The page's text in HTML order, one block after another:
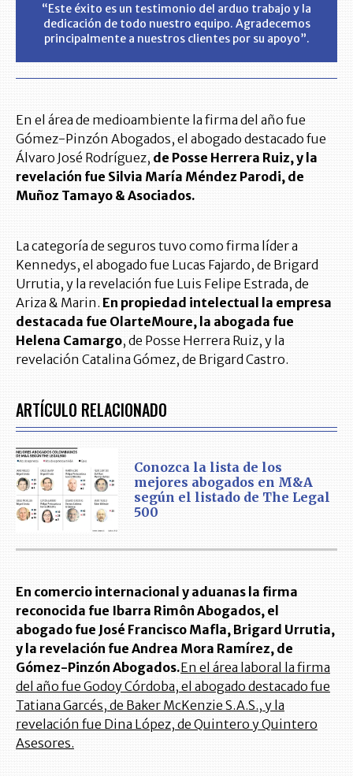
“Este éxito es un testimonio del arduo trabajo y la
dedicación de todo nuestro equipo. Agradecemos
principalmente a nuestros clientes por su apoyo”.
En el área de medioambiente la firma del año fue
Gómez-Pinzón Abogados, el abogado destacado fue
Álvaro José Rodríguez, de Posse Herrera Ruiz, y la
revelación fue Silvia María Méndez Parodi, de
Muñoz Tamayo & Asociados.
La categoría de seguros tuvo como firma líder a
Kennedys, el abogado fue Lucas Fajardo, de Brigard
Urrutia, y la revelación fue Luis Felipe Estrada, de
Ariza & Marin. En propiedad intelectual la empresa
destacada fue OlarteMoure, la abogada fue
Helena Camargo, de Posse Herrera Ruiz, y la
revelación Catalina Gómez, de Brigard Castro.
ARTÍCULO RELACIONADO
Conozca la lista de los
mejores abogados en M&A
según el listado de The Legal
500
En comercio internacional y aduanas la firma
reconocida fue Ibarra Rimôn Abogados, el
abogado fue José Francisco Mafla, Brigard Urrutia,
y la revelación fue Andrea Mora Ramírez, de
Gómez-Pinzón Abogados.En el área laboral la firma
del año fue Godoy Córdoba, el abogado destacado fue
Tatiana Garcés, de Baker McKenzie S.A.S., y la
revelación fue Dina López, de Quintero y Quintero
Asesores.